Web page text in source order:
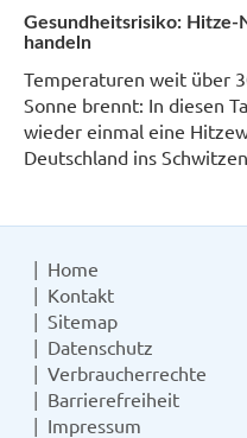
Gesundheitsrisiko: Hitze-
handeln
Temperaturen weit über
Sonne brennt: In diesen
wieder einmal eine
Deutschland ins
Home
Kontakt
Sitemap
Datenschutz
Verbraucherrechte
Barrierefreiheit
Impressum